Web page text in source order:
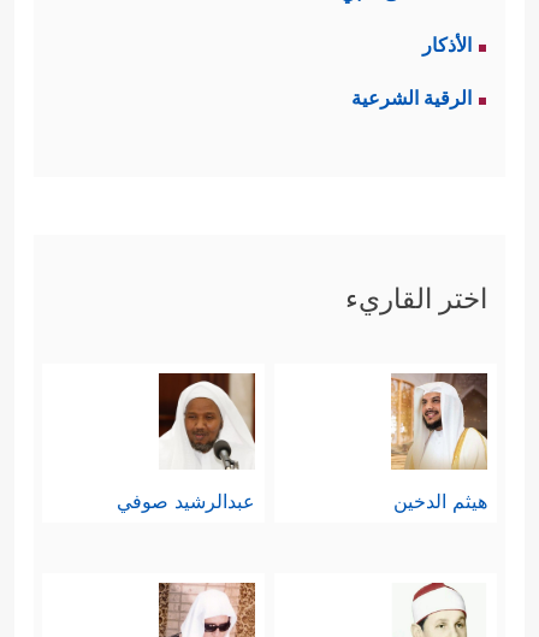
الأذكار
الرقية الشرعية
اختر القاريء
هيثم الدخين عبدالرشيد صوفي